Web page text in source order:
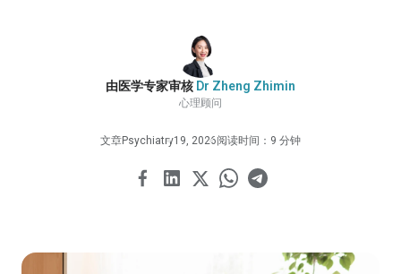
由医学专家审核 Dr Zheng Zhimin
心理顾问
文章Psychiatry19, 2026阅读时间：9 分钟